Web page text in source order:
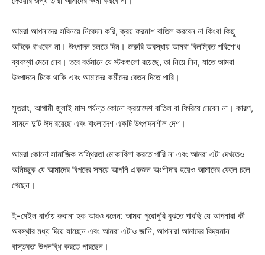
আমরা আপনাদের সবিনয়ে নিবেদন করি, ক্রয় ফরমাশ বাতিল করবেন না কিংবা কিছু
আটকে রাখবেন না। উৎপাদন চলতে দিন। জরুরি অবস্থায় আমরা বিলম্বিত পরিশোধ
ব্যবস্থা মেনে নেব। তবে বর্তমানে যে স্টকগুলো রয়েছে, তা নিয়ে নিন, যাতে আমরা
উৎপাদনে টিকে থাকি এবং আমাদের কর্মীদের বেতন দিতে পারি।
সুতরাং, আগামী জুলাই মাস পর্যন্ত কোনো ক্রয়াদেশ বাতিল বা ফিরিয়ে নেবেন না। কারণ,
সামনে দুটি ঈদ রয়েছে এবং বাংলাদেশ একটি উৎপাদনশীল দেশ।
আমরা কোনো সামাজিক অস্থিরতা মোকাবিলা করতে পারি না এবং আমরা এটা দেখতেও
অনিচ্ছুক যে আমাদের বিপদের সময়ে আপনি একজন অংশীদার হয়েও আমাদের ফেলে চলে
গেছেন।
ই-মেইল বার্তায় রুবানা হক আরও বলেন: আমরা পুরোপুরি বুঝতে পারছি যে আপনারা কী
অবস্থার মধ্য দিয়ে যাচ্ছেন এবং আমরা এটাও জানি, আপনারা আমাদের বিদ্যমান
বাস্তবতা উপলব্ধি করতে পারছেন।